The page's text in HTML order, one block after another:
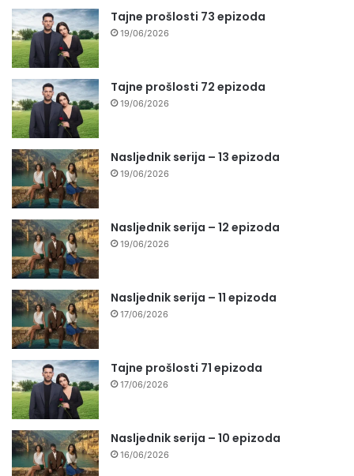
Tajne prošlosti 73 epizoda
19/06/2026
Tajne prošlosti 72 epizoda
19/06/2026
Nasljednik serija – 13 epizoda
19/06/2026
Nasljednik serija – 12 epizoda
19/06/2026
Nasljednik serija – 11 epizoda
17/06/2026
Tajne prošlosti 71 epizoda
17/06/2026
Nasljednik serija – 10 epizoda
16/06/2026